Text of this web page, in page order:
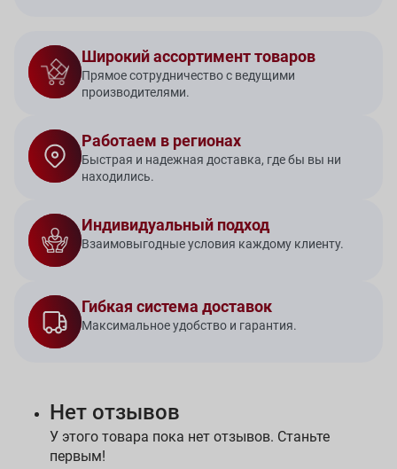
Широкий ассортимент товаров
Прямое сотрудничество с ведущими
производителями.
Работаем в регионах
Быстрая и надежная доставка, где бы вы ни
находились.
Индивидуальный подход
Взаимовыгодные условия каждому клиенту.
Гибкая система доставок
Максимальное удобство и гарантия.
Нет отзывов
У этого товара пока нет отзывов. Станьте
первым!